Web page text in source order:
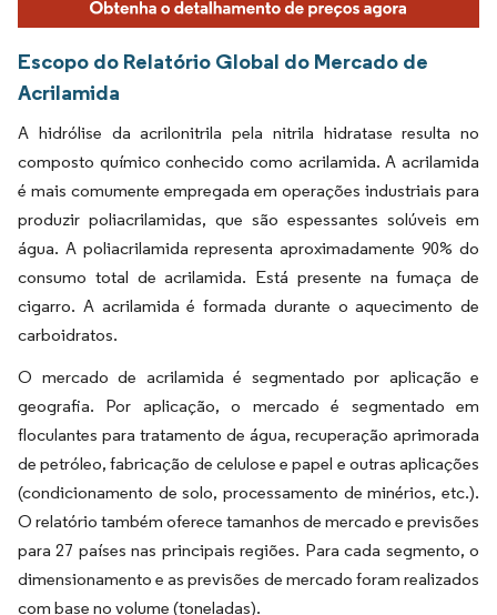
Escopo do Relatório Global do Mercado de
Acrilamida
A hidrólise da acrilonitrila pela nitrila hidratase resulta no
composto químico conhecido como acrilamida. A acrilamida
é mais comumente empregada em operações industriais para
produzir poliacrilamidas, que são espessantes solúveis em
água. A poliacrilamida representa aproximadamente 90% do
consumo total de acrilamida. Está presente na fumaça de
cigarro. A acrilamida é formada durante o aquecimento de
carboidratos.
O mercado de acrilamida é segmentado por aplicação e
geografia. Por aplicação, o mercado é segmentado em
floculantes para tratamento de água, recuperação aprimorada
de petróleo, fabricação de celulose e papel e outras aplicações
(condicionamento de solo, processamento de minérios, etc.).
O relatório também oferece tamanhos de mercado e previsões
para 27 países nas principais regiões. Para cada segmento, o
dimensionamento e as previsões de mercado foram realizados
com base no volume (toneladas).